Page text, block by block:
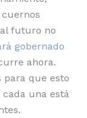
futuro no
gobernado
ahora.
para que esto
una está